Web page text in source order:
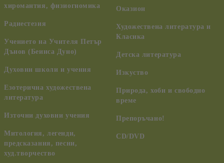
хиромантия, физиогномика
Радиестезия
Учението на Учителя Петър
Дънов (Беинса Дуно)
Духовни школи и учения
Езотерична художествена
литература
Източни духовни учения
Митология, легенди,
предсказания, песни,
худ.творчество
Оказион
Художествена литература и
Класика
Детска литература
Изкуство
Природа, хоби и свободно
време
Препоръчано!
CD/DVD